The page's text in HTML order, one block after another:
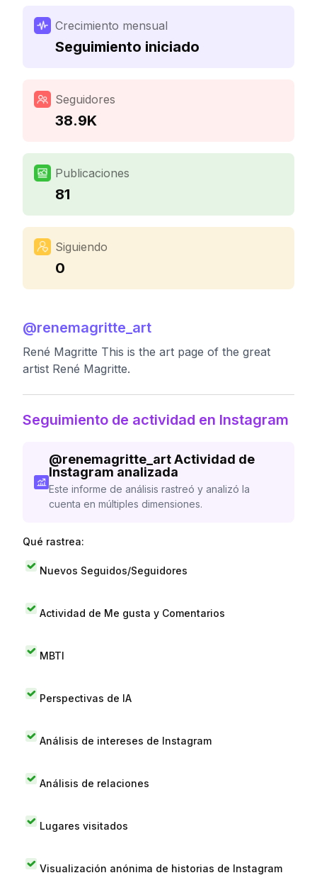
Crecimiento mensual
Seguimiento iniciado
Seguidores
38.9K
Publicaciones
81
Siguiendo
0
@renemagritte_art
René Magritte This is the art page of the great
artist René Magritte.
Seguimiento de actividad en Instagram
@renemagritte_artActividad de
Instagram analizada
Este informe de análisis rastreó y analizó la
cuenta en múltiples dimensiones.
Qué rastrea:
Nuevos Seguidos/Seguidores
Actividad de Me gusta y Comentarios
MBTI
Perspectivas de IA
Análisis de intereses de Instagram
Análisis de relaciones
Lugares visitados
Visualización anónima de historias de Instagram